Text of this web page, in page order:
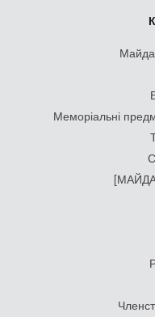
Меморіальні